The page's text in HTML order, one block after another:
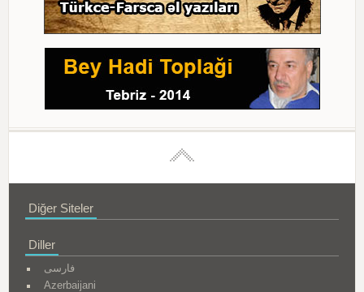
Diğer Siteler
Diller
فارسی
Azerbaijani